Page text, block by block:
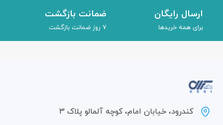
ارسال رایگان
برای همه خریدها
ضمانت بازگشت
7 روز ضمانت بازگشت
کندرود، خیابان امام، کوچه آلمالو پلاک 3